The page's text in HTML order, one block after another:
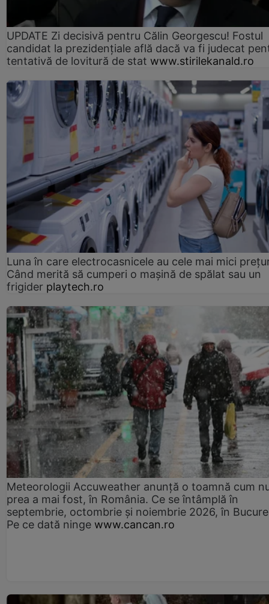
UPDATE Zi decisivă pentru Călin Georgescu! Fostul
candidat la prezidențiale află dacă va fi judecat
tentativă de lovitură de stat www.stirilekanald.ro
Luna în care electrocasnicele au cele mai mici
Când merită să cumperi o mașină de spălat sau un
frigider playtech.ro
Meteorologii Accuweather anunță o toamnă cum
prea a mai fost, în România. Ce se întâmplă în
septembrie, octombrie și noiembrie 2026, în
Pe ce dată ninge www.cancan.ro